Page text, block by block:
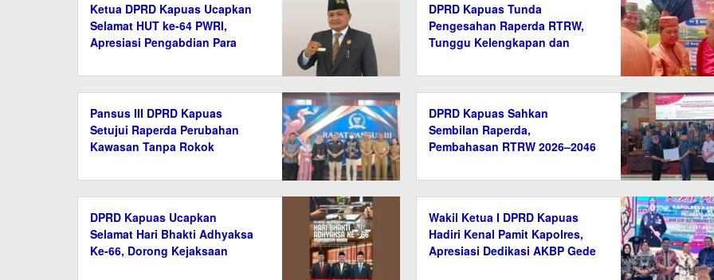
Ketua DPRD Kapuas Ucapkan
Selamat HUT ke-64 PWRI,
Apresiasi Pengabdian Para
DPRD Kapuas Tunda
Pengesahan Raperda RTRW,
Tunggu Kelengkapan dan
Pansus III DPRD Kapuas
Setujui Raperda Perubahan
Kawasan Tanpa Rokok
DPRD Kapuas Sahkan
Sembilan Raperda,
Pembahasan RTRW 2026–2046
DPRD Kapuas Ucapkan
Selamat Hari Bhakti Adhyaksa
Ke-66, Dorong Kejaksaan
Wakil Ketua I DPRD Kapuas
Hadiri Kenal Pamit Kapolres,
Apresiasi Dedikasi AKBP Gede